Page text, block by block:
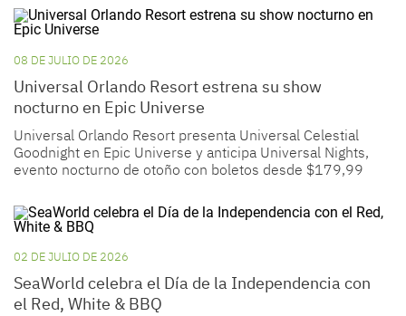
08 DE JULIO DE 2026
Universal Orlando Resort estrena su show
nocturno en Epic Universe
Universal Orlando Resort presenta Universal Celestial
Goodnight en Epic Universe y anticipa Universal Nights,
evento nocturno de otoño con boletos desde $179,99
02 DE JULIO DE 2026
SeaWorld celebra el Día de la Independencia con
el Red, White & BBQ